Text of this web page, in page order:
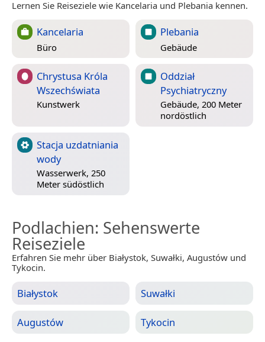
Lernen Sie Reiseziele wie Kancelaria und Plebania kennen.
Kancelaria
Büro
Plebania
Gebäude
Chrystusa Króla
Wszechświata
Kunstwerk
Oddział
Psychiatryczny
Gebäude, 200 Meter
nordöstlich
Stacja uzdatniania
wody
Wasserwerk, 250
Meter südöstlich
Podlachien: Sehenswerte
Reiseziele
Erfahren Sie mehr über Białystok, Suwałki, Augustów und
Tykocin.
Białystok Suwałki
Augustów Tykocin